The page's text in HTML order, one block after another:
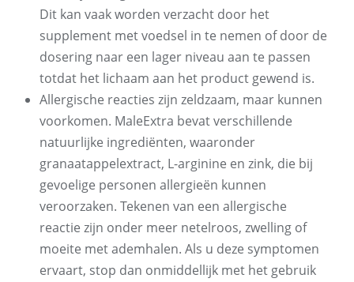
Dit kan vaak worden verzacht door het
supplement met voedsel in te nemen of door de
dosering naar een lager niveau aan te passen
totdat het lichaam aan het product gewend is.
Allergische reacties zijn zeldzaam, maar kunnen
voorkomen. MaleExtra bevat verschillende
natuurlijke ingrediënten, waaronder
granaatappelextract, L-arginine en zink, die bij
gevoelige personen allergieën kunnen
veroorzaken. Tekenen van een allergische
reactie zijn onder meer netelroos, zwelling of
moeite met ademhalen. Als u deze symptomen
ervaart, stop dan onmiddellijk met het gebruik